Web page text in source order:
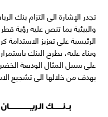
تجدر الإشارة الى التزام بنك
الرئيسية على تعزيز
وبناء عليه، يطرح البنك
على سبيل المثال الوديعة
يهدف من خلالها الى تشجيع